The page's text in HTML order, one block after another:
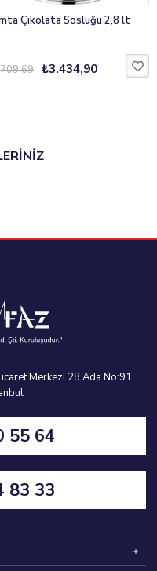
Çikolata Sosluğu 2,8 lt
₺3.434,90
Merkezi 28.Ada No:91
55 64
83 33